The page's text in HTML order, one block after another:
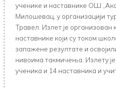
ученике и наставнике ОШ
Милошевац, у организацији
Травел. Излет је организован
наставнике који су током
запажене резултате и
нивоима такмичења. Излету
ученика и 14 наставника и